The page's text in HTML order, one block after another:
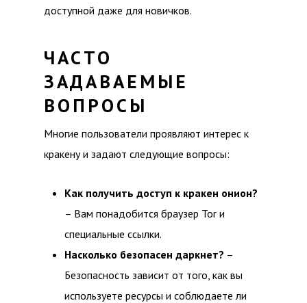
доступной даже для новичков.
ЧАСТО
ЗАДАВАЕМЫЕ
ВОПРОСЫ
Многие пользователи проявляют интерес к
кракену и задают следующие вопросы:
Как получить доступ к кракен онион?
– Вам понадобится браузер Tor и
специальные ссылки.
Насколько безопасен даркнет? –
Безопасность зависит от того, как вы
используете ресурсы и соблюдаете ли